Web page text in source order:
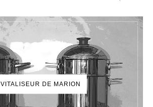
VITALISEUR DE MARION